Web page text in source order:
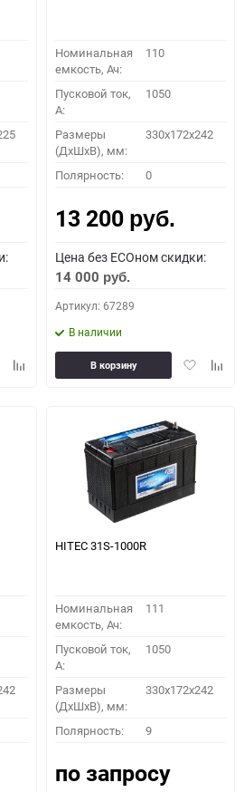
Добавить
Номинальная
емкость, Ач:
110
Пусковой ток,
A:
1050
Размеры
(ДхШхВ), мм:
330x172x242
Полярность: 0
13 200 руб.
Цена без ECOном скидки:
14 000 руб.
Артикул: 67289
В наличии
Добавить
В корзину
HITEC 31S-1000R
Номинальная
емкость, Ач:
111
Пусковой ток,
A:
1050
Размеры
(ДхШхВ), мм:
330x172x242
Полярность: 9
по запросу